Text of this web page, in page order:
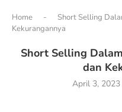
Home -
Short Selling
Kekurangannya
Short Selling
dan
April 3, 2023